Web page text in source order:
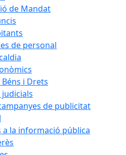
de Mandat
de personal
i Drets
judicials
de publicitat
a la informació pública